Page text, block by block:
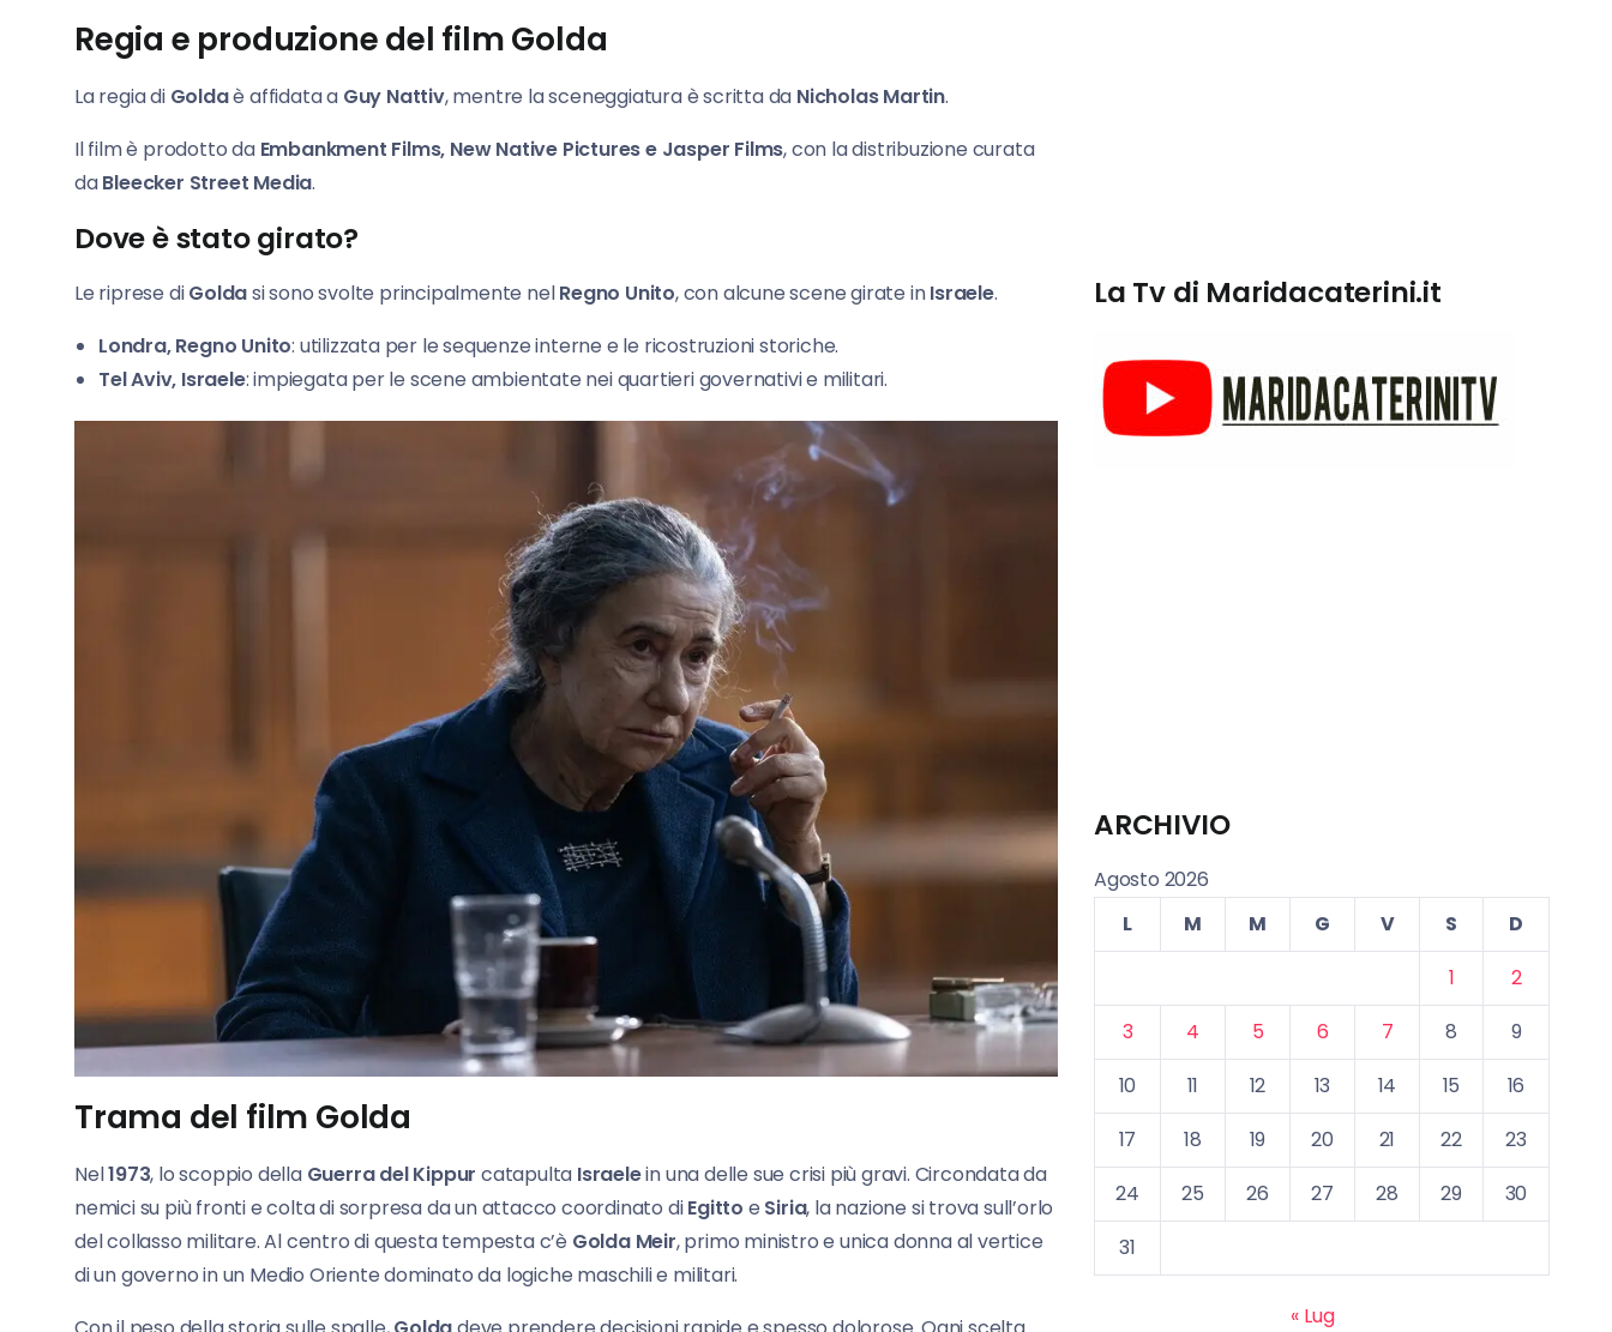
Regia e produzione del film Golda
La regia di Goldaè affidata a Guy Nattiv, mentre la sceneggiatura è scritta da Nicholas Martin.
Il film è prodotto da Embankment Films, New Native Pictures e Jasper Films, con la distribuzione curata
daBleecker Street Media.
Dove è stato girato?
Le riprese diGoldasi sono svolte principalmente nelRegno Unito, con alcune scene girate inIsraele.
Londra, Regno Unito: utilizzata per le sequenze interne e le ricostruzioni storiche.
Tel Aviv, Israele: impiegata per le scene ambientate nei quartieri governativi e militari.
Trama del film Golda
Nel1973, lo scoppio della Guerra del Kippur catapulta Israelein una delle sue crisi più gravi. Circondata da
nemici su più fronti e colta di sorpresa da un attacco coordinato diEgitto e Siria, la nazione si trova sull’orlo
del collasso militare. Al centro di questa tempesta c’è Golda Meir, primo ministro e unica donna al vertice
di un governo in un Medio Oriente dominato da logiche maschili e militari.
La Tv di Maridacaterini.it
ARCHIVIO
Agosto 2026
L
M M G V S
D
1
2
3
4 5 6 7 8
9
10
11 12 13 14 15
16
17
18 19 20 21 22
23
24
25 26 27 28 29
30
31
« Lug